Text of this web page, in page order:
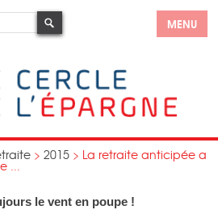
MENU
> 2015 > La retraite anticipée a
...
le vent en poupe !